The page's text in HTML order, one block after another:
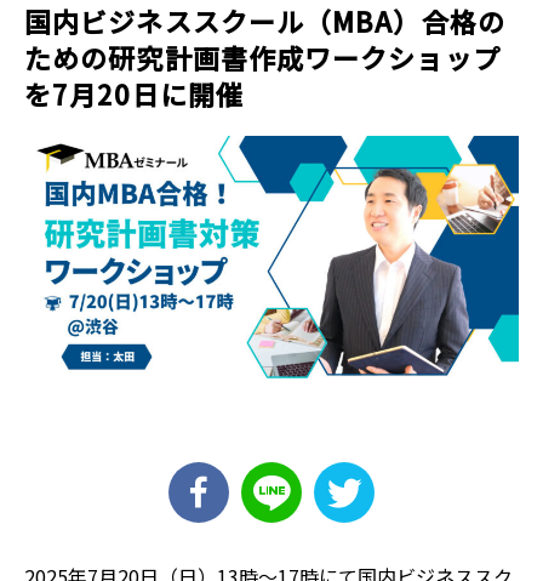
国内ビジネススクール（MBA）合格の
ための研究計画書作成ワークショップ
を7月20日に開催